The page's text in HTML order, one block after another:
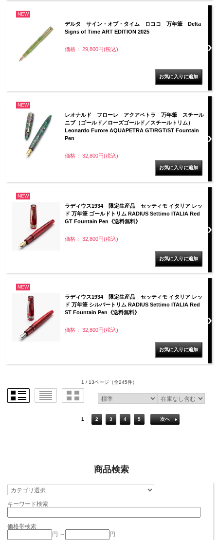
NEW
デルタ サイン・オブ・タイム ロココ 万年筆 Delta
Signs of Time ART EDITION 2025
価格： 29,800円(税込)
NEW
レオナルド フローレ アクアペトラ 万年筆 スチール
ニブ（ゴールド／ローズゴールド／スチールトリム）
Leonardo Furore AQUAPETRA GT/RGT/ST Fountain
Pen
価格： 32,800円(税込)
NEW
ラディウス1934 限定生産品 セッティモ イタリア レッ
ド 万年筆 ゴールドトリム RADIUS Settimo ITALIA Red
GT Fountain Pen《送料無料》
価格： 32,800円(税込)
NEW
ラディウス1934 限定生産品 セッティモ イタリア レッ
ド 万年筆 シルバートリム RADIUS Settimo ITALIA Red
ST Fountain Pen《送料無料》
価格： 32,800円(税込)
1 / 13ページ （全245件）
1 2 3 4 5 次へ
商品検索
キーワード検索
価格帯検索
円 ～
円